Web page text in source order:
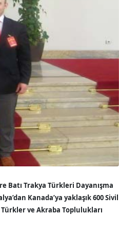
Batı Trakya Türkleri Dayanışma
Kanada’ya yaklaşık 600 Sivil
ve Akraba Toplulukları